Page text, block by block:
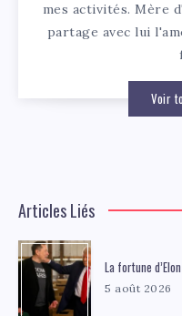
mes activités. Mère
partage avec lui
Voir
Articles Liés
La fortune
5 août 2026